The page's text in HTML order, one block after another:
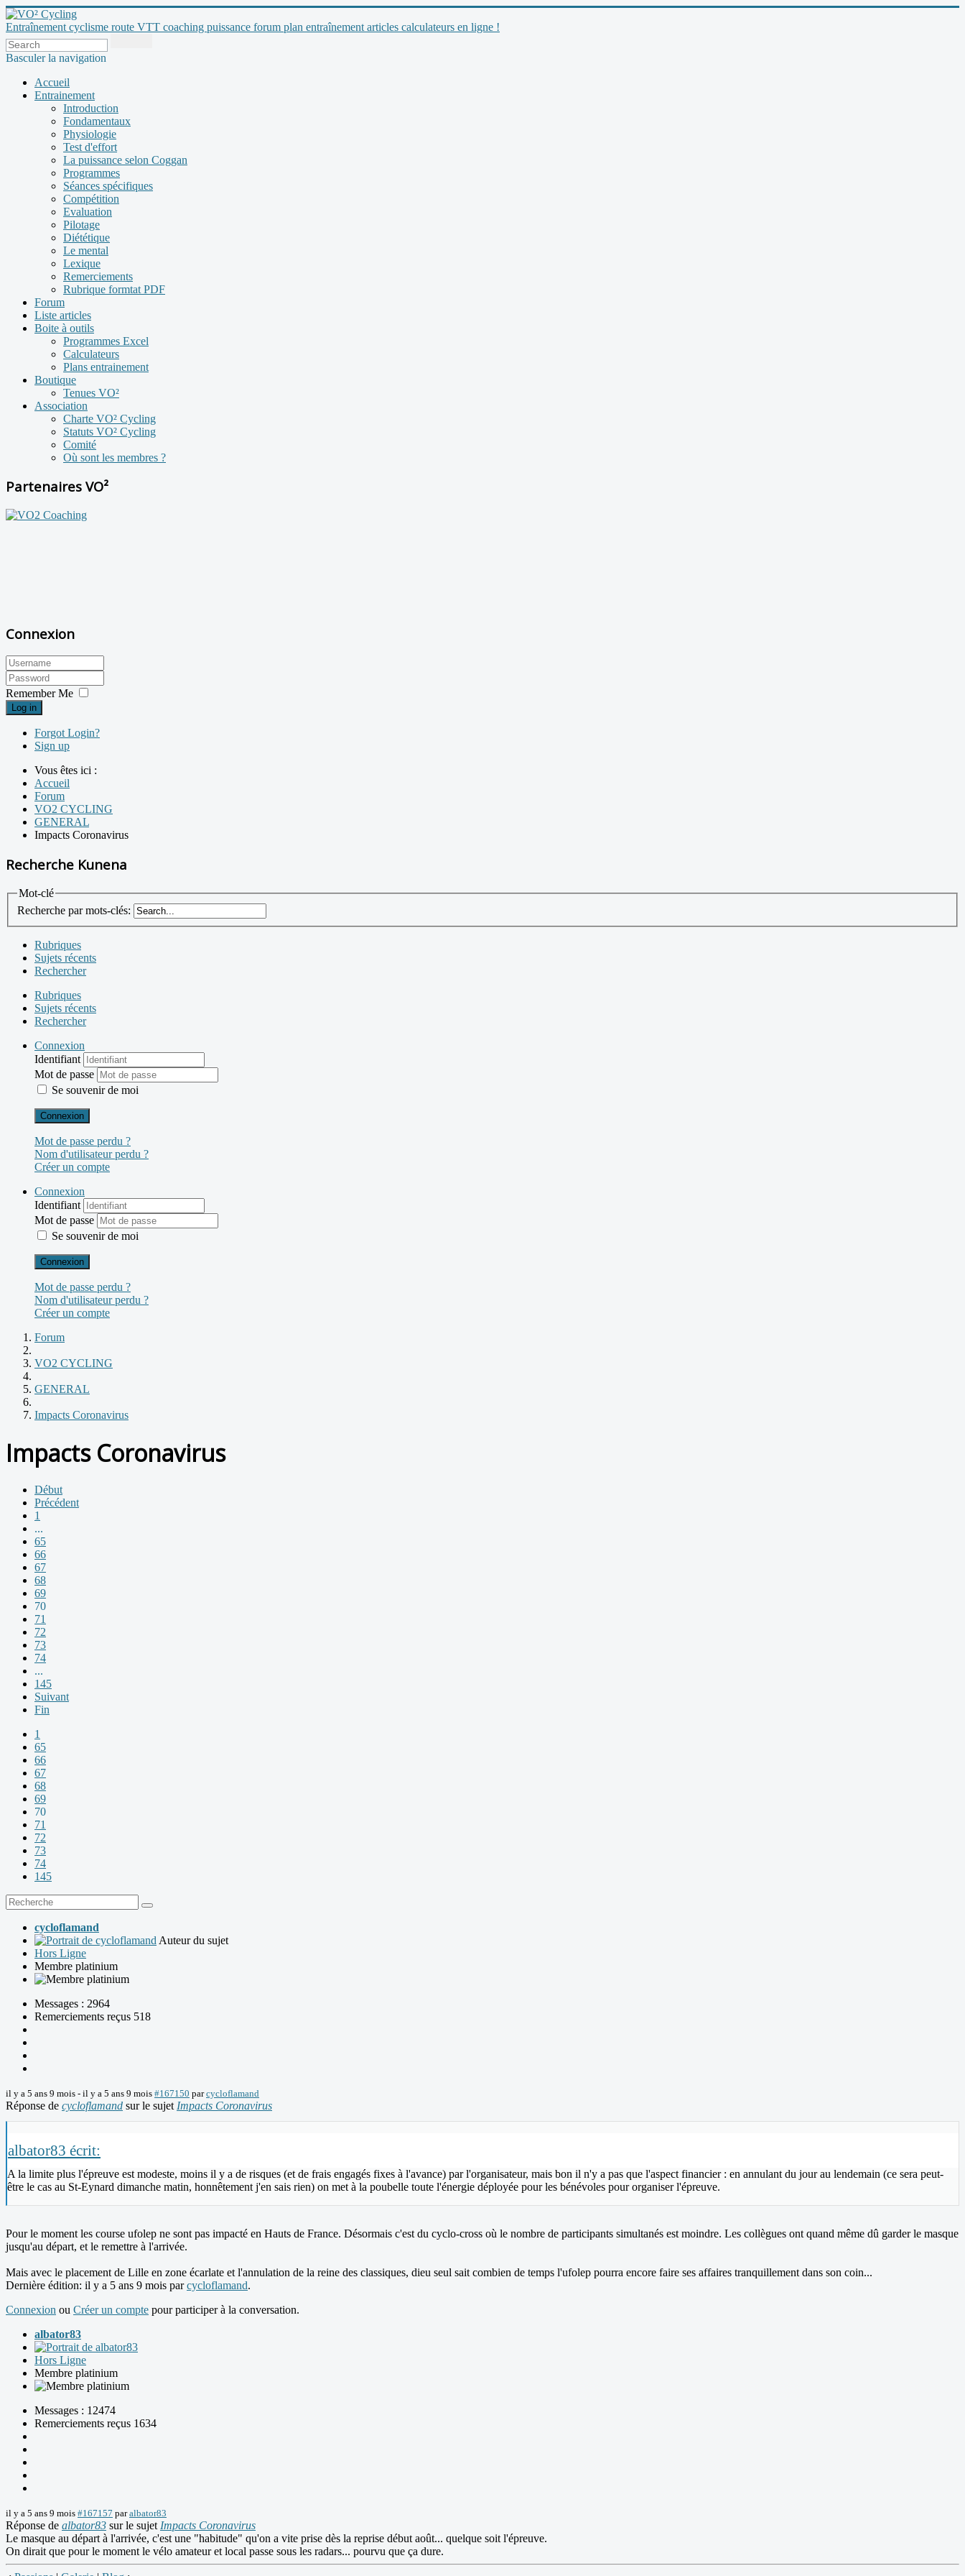
Entraînement cyclisme route VTT coaching puissance forum plan entraînement articles calculateurs en ligne !
Basculer la navigation
Accueil
Entrainement
Introduction
Fondamentaux
Physiologie
Test d'effort
La puissance selon Coggan
Programmes
Séances spécifiques
Compétition
Evaluation
Pilotage
Diététique
Le mental
Lexique
Remerciements
Rubrique formtat PDF
Forum
Liste articles
Boite à outils
Programmes Excel
Calculateurs
Plans entrainement
Boutique
Tenues VO²
Association
Charte VO² Cycling
Statuts VO² Cycling
Comité
Où sont les membres ?
Partenaires VO²
Connexion
Remember Me
Log in
Forgot Login?
Sign up
Vous êtes ici :
Accueil
Forum
VO2 CYCLING
GENERAL
Impacts Coronavirus
Recherche Kunena
Mot-clé
Recherche par mots-clés:
Rubriques
Sujets récents
Rechercher
Rubriques
Sujets récents
Rechercher
Connexion
Identifiant
Mot de passe
Se souvenir de moi
Connexion
Mot de passe perdu ?
Nom d'utilisateur perdu ?
Créer un compte
Connexion
Identifiant
Mot de passe
Se souvenir de moi
Connexion
Mot de passe perdu ?
Nom d'utilisateur perdu ?
Créer un compte
Forum
VO2 CYCLING
GENERAL
Impacts Coronavirus
Impacts Coronavirus
Début
Précédent
1
...
65
66
67
68
69
70
71
72
73
74
...
145
Suivant
Fin
1
65
66
67
68
69
70
71
72
73
74
145
cycloflamand
Auteur du sujet
Hors Ligne
Membre platinium
Messages : 2964
Remerciements reçus 518
il y a 5 ans 9 mois - il y a 5 ans 9 mois #167150 parcycloflamand
Réponse de cycloflamand sur le sujet Impacts Coronavirus
albator83 écrit:
A la limite plus l'épreuve est modeste, moins il y a de risques (et de frais engagés fixes à l'avance) par l'organisateur, mais bon il n'y a pas que l'aspect financier : en annulant du jour au lendemain (ce sera peut-
être le cas au St-Eynard dimanche matin, honnêtement j'en sais rien) on met à la poubelle toute l'énergie déployée pour les bénévoles pour organiser l'épreuve.
Pour le moment les course ufolep ne sont pas impacté en Hauts de France. Désormais c'est du cyclo-cross où le nombre de participants simultanés est moindre. Les collègues ont quand même dû garder le masque
jusqu'au départ, et le remettre à l'arrivée.
Mais avec le placement de Lille en zone écarlate et l'annulation de la reine des classiques, dieu seul sait combien de temps l'ufolep pourra encore faire ses affaires tranquillement dans son coin...
Dernière édition: il y a 5 ans 9 mois parcycloflamand.
Connexion ou Créer un compte pour participer à la conversation.
albator83
Hors Ligne
Membre platinium
Messages : 12474
Remerciements reçus 1634
il y a 5 ans 9 mois #167157 paralbator83
Réponse de albator83 sur le sujet Impacts Coronavirus
Le masque au départ à l'arrivée, c'est une "habitude" qu'on a vite prise dès la reprise début août... quelque soit l'épreuve.
On dirait que pour le moment le vélo amateur et local passe sous les radars... pourvu que ça dure.